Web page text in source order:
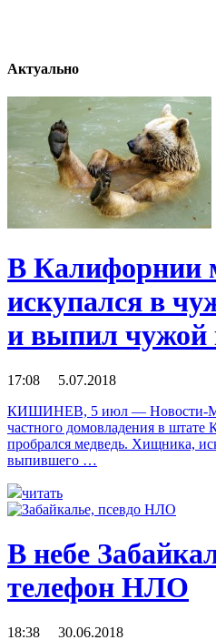
Актуально
В Калифорнии
искупался в
и выпил чужой
17:08 5.07.2018
КИШИНЕВ, 5 июл — Новости-
частного домовладения в
пробрался медведь. Хищника,
выпившего …
читать
В небе
телефон НЛО
18:38 30.06.2018